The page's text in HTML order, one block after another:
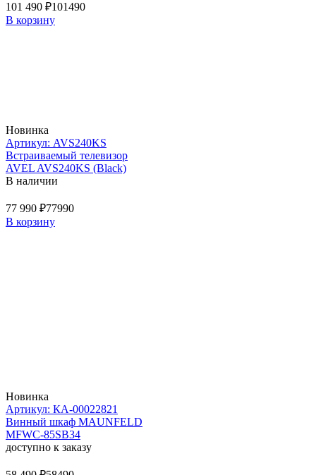
101 490 ₽101490
В корзину
Новинка
Артикул: AVS240KS
Встраиваемый телевизор
AVEL AVS240KS (Black)
В наличии
77 990 ₽77990
В корзину
Новинка
Артикул: КА-00022821
Винный шкаф MAUNFELD
MFWC-85SB34
доступно к заказу